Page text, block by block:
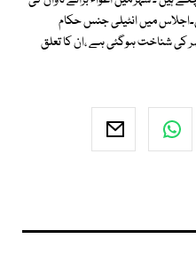
میں انٹیلی جنس حکام
کی شناخت ہوگئی ہے ،ان کا تعلق